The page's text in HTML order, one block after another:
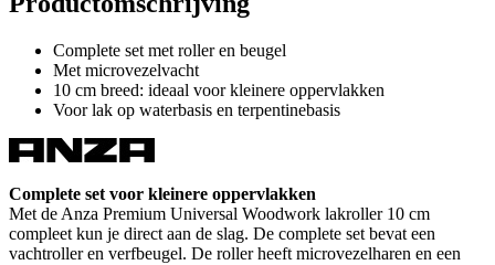
Complete set met roller en beugel
Met microvezelvacht
10 cm breed: ideaal voor kleinere oppervlakken
Voor lak op waterbasis en terpentinebasis
Complete set voor kleinere oppervlakken
Met de Anza Premium Universal Woodwork lakroller 10 cm
compleet kun je direct aan de slag. De complete set bevat een
vachtroller en verfbeugel. De roller heeft microvezelharen en een